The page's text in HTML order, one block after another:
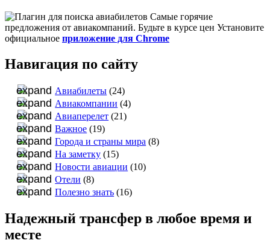
Самые горячие
предложения от авиакомпаний. Будьте в курсе цен Установите
официальное приложение для Chrome
Навигация по сайту
Авиабилеты (24)
Авиакомпании (4)
Авиаперелет (21)
Важное (19)
Города и страны мира (8)
На заметку (15)
Новости авиации (10)
Отели (8)
Полезно знать (16)
Надежный трансфер в любое время и
месте